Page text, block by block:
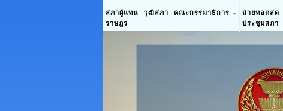
สภาผู้แทน
ราษฎร
วุฒิสภา คณะกรรมาธิการ
ถ่ายทอดสด
ประชุมสภา